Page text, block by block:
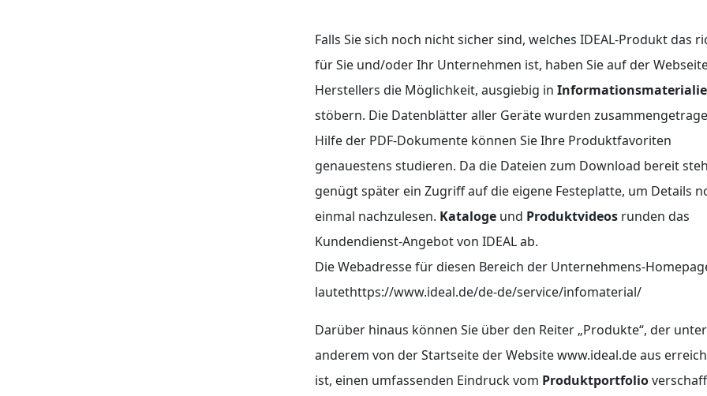
Falls Sie sich noch nicht sicher sind, welches IDEAL-Produkt das
für Sie und/oder Ihr Unternehmen ist, haben Sie auf der
Herstellers die Möglichkeit, ausgiebig in
stöbern. Die Datenblätter aller Geräte wurden
Hilfe der PDF-Dokumente können Sie Ihre Produktfavoriten
genauestens studieren. Da die Dateien zum Download bereit
genügt später ein Zugriff auf die eigene Festeplatte, um Details
einmal nachzulesen. Kataloge und Produktvideos runden das
Kundendienst-Angebot von IDEAL ab.
Die Webadresse für diesen Bereich der Unternehmens-
lautethttps://www.ideal.de/de-de/service/infomaterial/
Darüber hinaus können Sie über den Reiter „Produkte“, der unter
anderem von der Startseite der Website www.ideal.de aus
ist, einen umfassenden Eindruck vom Produktportfolio